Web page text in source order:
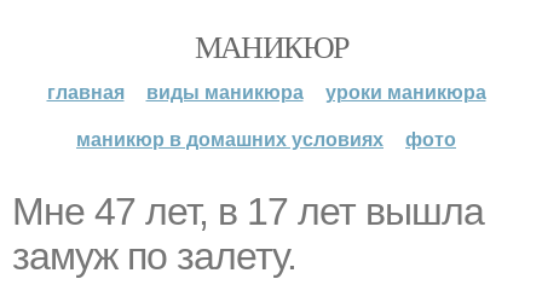
МАНИКЮР
главная виды маникюра
уроки маникюра
маникюр в домашних условиях
фото
Мне 47 лет, в 17 лет вышла
замуж по залету.